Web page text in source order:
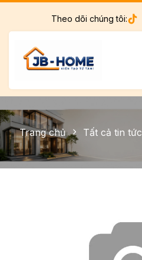
Theo dõi chúng tôi:
Trang chủ Tất cả tin tức